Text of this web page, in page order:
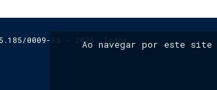
Ao navegar por este site
0009-35 - 2026. Todos